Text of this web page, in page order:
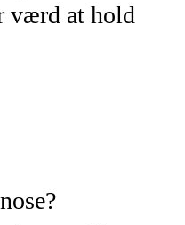
værd at hold